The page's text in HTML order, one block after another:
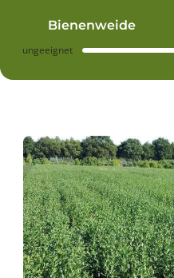
Bienenweide
ungeeignet